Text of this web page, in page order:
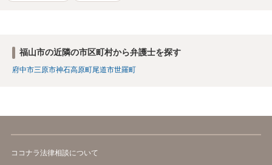
福山市の近隣の市区町村から弁護士を探す
府中市三原市神石高原町尾道市世羅町
ココナラ法律相談について